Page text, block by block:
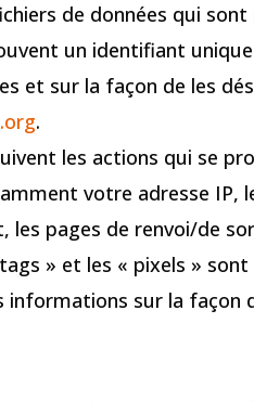
de données qui
un identifiant
et sur la façon de les
.
les actions qui se
votre adresse IP,
les pages de renvoi/de
» et les « pixels »
sur la façon